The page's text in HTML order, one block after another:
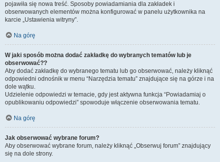
pojawiła się nowa treść. Sposoby powiadamiania dla zakładek i
obserwowanych elementów można konfigurować w panelu użytkownika na
karcie „Ustawienia witryny”.
Na górę
W jaki sposób można dodać zakładkę do wybranych tematów lub je
obserwować??
Aby dodać zakładkę do wybranego tematu lub go obserwować, należy kliknąć
odpowiedni odnośnik w menu “Narzędzia tematu” znajdujące się na górze i na
dole wątku.
Udzielenie odpowiedzi w temacie, gdy jest aktywna funkcja “Powiadamiaj o
opublikowaniu odpowiedzi” spowoduje włączenie obserwowania tematu.
Na górę
Jak obserwować wybrane forum?
Aby obserwować wybrane forum, należy kliknąć „Obserwuj forum” znajdujący
się na dole strony.